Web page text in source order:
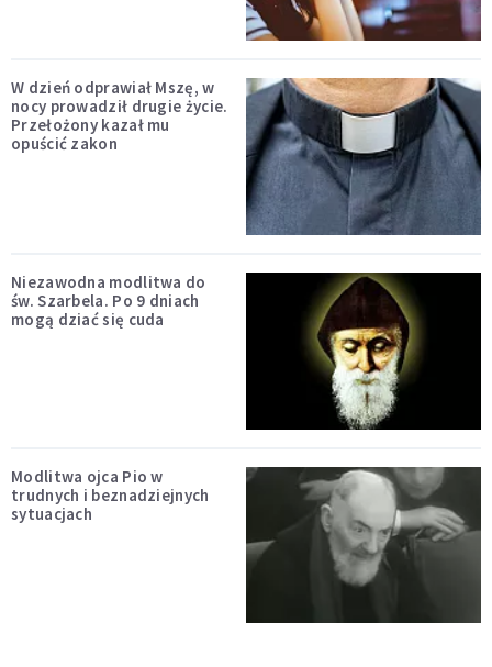
W dzień odprawiał Mszę, w
nocy prowadził drugie życie.
Przełożony kazał mu
opuścić zakon
Niezawodna modlitwa do
św. Szarbela. Po 9 dniach
mogą dziać się cuda
Modlitwa ojca Pio w
trudnych i beznadziejnych
sytuacjach